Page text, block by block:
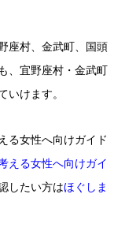
座村、金武町、国頭
、宜野座村・金武町
けます。
る女性へ向けガイド
える女性へ向けガイ
したい方はほぐしま